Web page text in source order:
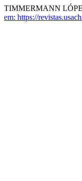
TIMMERMANN
em: https://